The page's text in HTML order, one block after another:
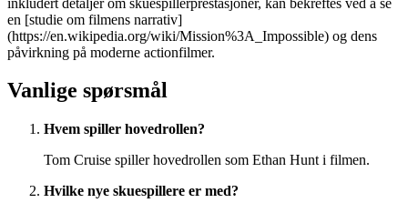
en [studie om filmens narrativ]
(https://en.wikipedia.org/wiki/Mission%3A_Impossible) og dens
påvirkning på moderne actionfilmer.
Vanlige spørsmål
Hvem spiller hovedrollen?
Tom Cruise spiller hovedrollen som Ethan Hunt i filmen.
Hvilke nye skuespillere er med?